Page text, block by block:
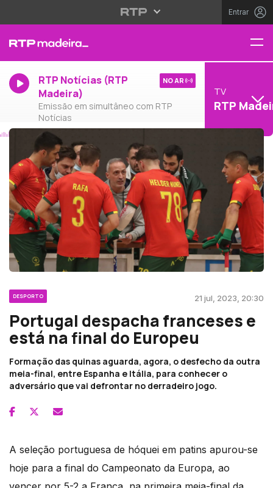
Entrar
RTP Notícias (RTP
Madeira)
Emissão em simultâneo com RTP
Notícias
NO AR
TV
RTP
DESPORTO 21 jul, 2023, 20:30
Portugal despacha franceses e
está na final do Europeu
Formação das quinas aguarda, agora, o desfecho da outra
meia-final, entre Espanha e Itália, para conhecer o
adversário que vai defrontar no derradeiro jogo.
A seleção portuguesa de hóquei em patins apurou-se
hoje para a final do Campeonato da Europa, ao